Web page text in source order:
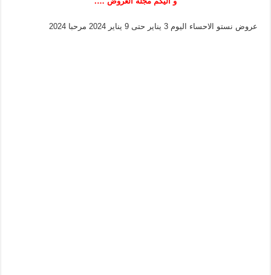
عروض نستو الاحساء اليوم 3 يناير حتى 9 يناير 2024 مرحبا 2024